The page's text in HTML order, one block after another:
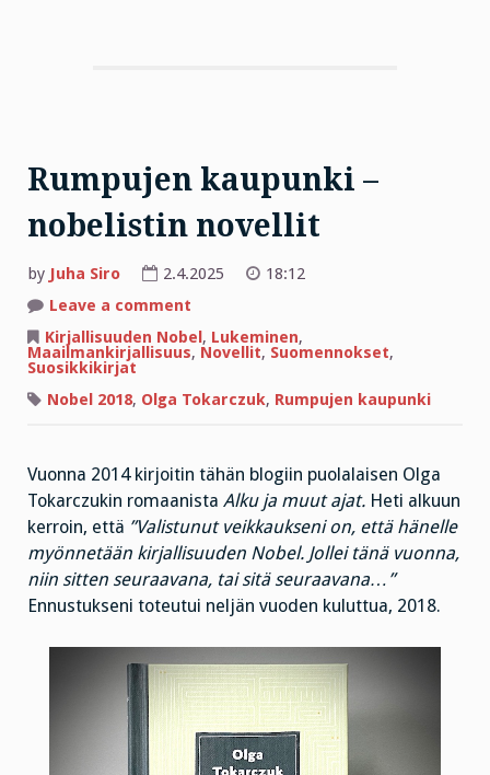
Rumpujen kaupunki –
nobelistin novellit
by Juha Siro 2.4.2025
18:12
Leave a comment
kaupunki
nobelistin
Kirjallisuuden Nobel, Lukeminen,
Maailmankirjallisuus, Novellit, Suomennokset,
Suosikkikirjat
Nobel 2018, Olga Tokarczuk, Rumpujen kaupunki
Vuonna 2014 kirjoitin tähän blogiin puolalaisen Olga
Tokarczukin romaanista Alku ja muut ajat. Heti alkuun
kerroin, että ”Valistunut veikkaukseni on, että hänelle
myönnetään kirjallisuuden Nobel. Jollei tänä vuonna,
niin sitten seuraavana, tai sitä seuraavana…”
Ennustukseni toteutui neljän vuoden kuluttua, 2018.